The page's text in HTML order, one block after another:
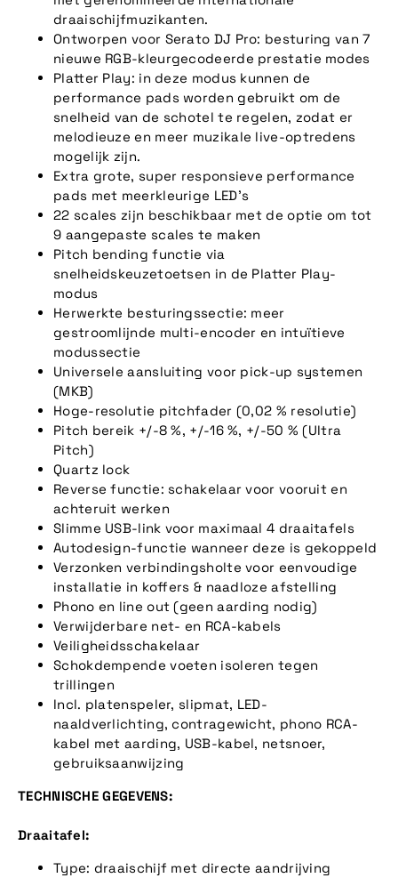
draaischijfmuzikanten.
Ontworpen voor Serato DJ Pro: besturing van 7
nieuwe RGB-kleurgecodeerde prestatie modes
Platter Play: in deze modus kunnen de
performance pads worden gebruikt om de
snelheid van de schotel te regelen, zodat er
melodieuze en meer muzikale live-optredens
mogelijk zijn.
Extra grote, super responsieve performance
pads met meerkleurige LED's
22 scales zijn beschikbaar met de optie om tot
9 aangepaste scales te maken
Pitch bending functie via
snelheidskeuzetoetsen in de Platter Play-
modus
Herwerkte besturingssectie: meer
gestroomlijnde multi-encoder en intuïtieve
modussectie
Universele aansluiting voor pick-up systemen
(MKB)
Hoge-resolutie pitchfader (0,02 % resolutie)
Pitch bereik +/-8 %, +/-16 %, +/-50 % (Ultra
Pitch)
Quartz lock
Reverse functie: schakelaar voor vooruit en
achteruit werken
Slimme USB-link voor maximaal 4 draaitafels
Autodesign-functie wanneer deze is gekoppeld
Verzonken verbindingsholte voor eenvoudige
installatie in koffers & naadloze afstelling
Phono en line out (geen aarding nodig)
Verwijderbare net- en RCA-kabels
Veiligheidsschakelaar
Schokdempende voeten isoleren tegen
trillingen
Incl. platenspeler, slipmat, LED-
naaldverlichting, contragewicht, phono RCA-
kabel met aarding, USB-kabel, netsnoer,
gebruiksaanwijzing
TECHNISCHE GEGEVENS:
Draaitafel:
Type: draaischijf met directe aandrijving